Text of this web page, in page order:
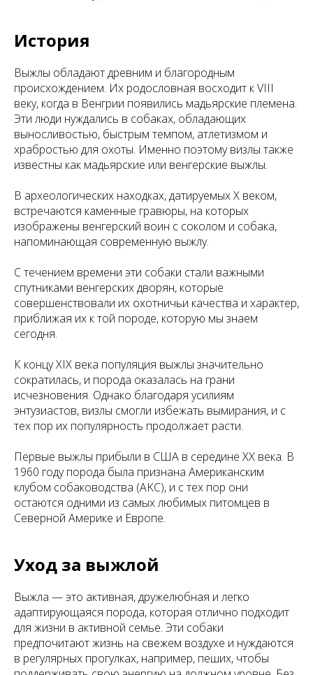
История
Выжлы обладают древним и благородным
происхождением. Их родословная восходит к VIII
веку, когда в Венгрии появились мадьярские племена.
Эти люди нуждались в собаках, обладающих
выносливостью, быстрым темпом, атлетизмом и
храбростью для охоты. Именно поэтому визлы также
известны как мадьярские или венгерские выжлы.
В археологических находках, датируемых X веком,
встречаются каменные гравюры, на которых
изображены венгерский воин с соколом и собака,
напоминающая современную выжлу.
С течением времени эти собаки стали важными
спутниками венгерских дворян, которые
совершенствовали их охотничьи качества и характер,
приближая их к той породе, которую мы знаем
сегодня.
К концу XIX века популяция выжлы значительно
сократилась, и порода оказалась на грани
исчезновения. Однако благодаря усилиям
энтузиастов, визлы смогли избежать вымирания, и с
тех пор их популярность продолжает расти.
Первые выжлы прибыли в США в середине XX века. В
1960 году порода была признана Американским
клубом собаководства (AKC), и с тех пор они
остаются одними из самых любимых питомцев в
Северной Америке и Европе.
Уход за выжлой
Выжла — это активная, дружелюбная и легко
адаптирующаяся порода, которая отлично подходит
для жизни в активной семье. Эти собаки
предпочитают жизнь на свежем воздухе и нуждаются
в регулярных прогулках, например, пеших, чтобы